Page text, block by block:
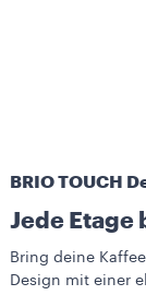
BRIO TOUCH
Jede Etage
Bring deine
Design mit einer